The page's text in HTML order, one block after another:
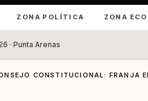
ZONA POLÍTICA ZONA
· Punta Arenas
CONSTITUCIONAL: FRANJA